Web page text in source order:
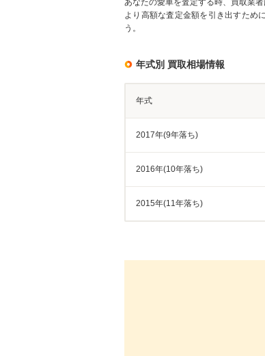
あなたの愛車を査定する時、買取業
より高額な査定金額を引き出すため
う。
年式別 買取相場情報
年式
2017年(9年落ち)
2016年(10年落ち)
2015年(11年落ち)